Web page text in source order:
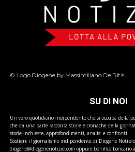
© Logo Diogene by Massimiliano De Ritis
SU DI NOI
Un vero quotidiano indipendente che si occupa della
che da una parte racconta storie e cronache della
storie inchieste, approfondimenti, analisi e confronti.
Sostieni il giornalismo indipendente di Diogene
diogene@diogenenotizie.com oppure bonifico bancario